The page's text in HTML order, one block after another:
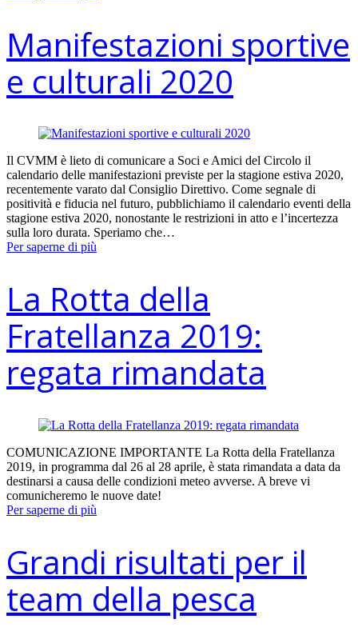
Manifestazioni sportive
e culturali 2020
Il CVMM è lieto di comunicare a Soci e Amici del Circolo il
calendario delle manifestazioni previste per la stagione estiva 2020,
recentemente varato dal Consiglio Direttivo. Come segnale di
positività e fiducia nel futuro, pubblichiamo il calendario eventi della
stagione estiva 2020, nonostante le restrizioni in atto e l’incertezza
sulla loro durata. Speriamo che…
Per saperne di più
La Rotta della
Fratellanza 2019:
regata rimandata
COMUNICAZIONE IMPORTANTE La Rotta della Fratellanza
2019, in programma dal 26 al 28 aprile, è stata rimandata a data da
destinarsi a causa delle condizioni meteo avverse. A breve vi
comunicheremo le nuove date!
Per saperne di più
Grandi risultati per il
team della pesca